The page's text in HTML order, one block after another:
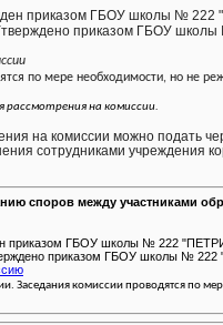
приказом ГБОУ школы №
приказом ГБОУ
по мере необходимости, но не
рассмотрения на комиссии.
на комиссии можно подать
сотрудниками учреждения
споров между участниками
приказом ГБОУ школы № 222
приказом ГБОУ школы №
Заседания комиссии проводятся по